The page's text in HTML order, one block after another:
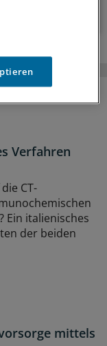
Verfahren
CT-
Ein italienisches
der beiden
mittels